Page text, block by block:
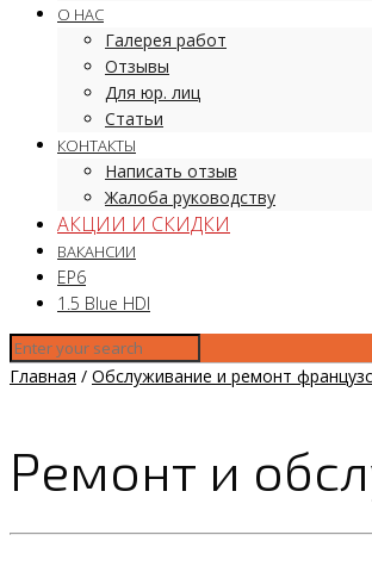
О НАС
Галерея работ
Отзывы
Для юр. лиц
Статьи
КОНТАКТЫ
Написать отзыв
Жалоба руководству
АКЦИИ И СКИДКИ
ВАКАНСИИ
EP6
1.5 Blue HDI
Главная / Обслуживание и ремонт
Ремонт и